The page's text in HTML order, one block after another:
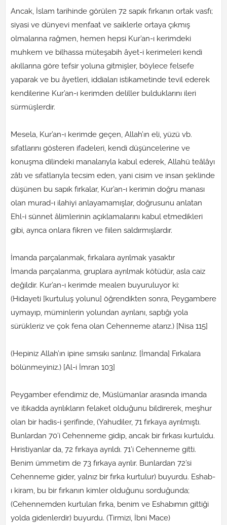
Ancak, İslam tarihinde görülen 72 sapık fırkanın ortak vasfı;
siyasi ve dünyevi menfaat ve saiklerle ortaya çıkmış
olmalarına rağmen, hemen hepsi Kur’an-ı kerimdeki
muhkem ve bilhassa müteşabih âyet-i kerimeleri kendi
akıllarına göre tefsir yoluna gitmişler, böylece felsefe
yaparak ve bu âyetleri, iddiaları istikametinde tevil ederek
kendilerine Kur’an-ı kerimden deliller bulduklarını ileri
sürmüşlerdir.
Mesela, Kur’an-ı kerimde geçen, Allah’ın eli, yüzü vb.
sıfatlarını gösteren ifadeleri, kendi düşüncelerine ve
konuşma dilindeki manalarıyla kabul ederek, Allahü teâlâyı
zâtı ve sıfatlarıyla tecsim eden, yani cisim ve insan şeklinde
düşünen bu sapık fırkalar, Kur’an-ı kerimin doğru manası
olan murad-ı ilahiyi anlayamamışlar, doğrusunu anlatan
Ehl-i sünnet âlimlerinin açıklamalarını kabul etmedikleri
gibi, ayrıca onlara fikren ve fiilen saldırmışlardır.
İmanda parçalanmak, fırkalara ayrılmak yasaktır
İmanda parçalanma, gruplara ayrılmak kötüdür, asla caiz
değildir. Kur’an-ı kerimde mealen buyuruluyor ki:
(Hidayeti [kurtuluş yolunu] öğrendikten sonra, Peygambere
uymayıp, müminlerin yolundan ayrılanı, saptığı yola
sürükleriz ve çok fena olan Cehenneme atarız.) [Nisa 115]
(Hepiniz Allah’ın ipine sımsıkı sarılınız. [İmanda] Fırkalara
bölünmeyiniz.) [Al-i İmran 103]
Peygamber efendimiz de, Müslümanlar arasında imanda
ve itikadda ayrılıkların felaket olduğunu bildirerek, meşhur
olan bir hadis-i şerifinde, (Yahudiler, 71 fırkaya ayrılmıştı.
Bunlardan 70’i Cehenneme gidip, ancak bir fırkası kurtuldu.
Hıristiyanlar da, 72 fırkaya ayrıldı. 71’i Cehenneme gitti.
Benim ümmetim de 73 fırkaya ayrılır. Bunlardan 72’si
Cehenneme gider, yalnız bir fırka kurtulur) buyurdu. Eshab-
ı kiram, bu bir fırkanın kimler olduğunu sorduğunda;
(Cehennemden kurtulan fırka, benim ve Eshabımın gittiği
yolda gidenlerdir) buyurdu. (Tirmizi, İbni Mace)